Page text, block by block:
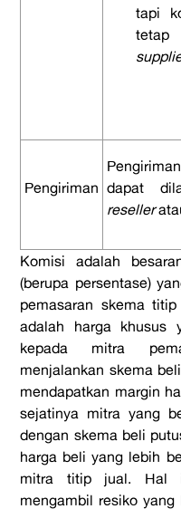
tapi
tetap
Pengiriman dapat
reseller
Komisi adalah
(berupa persentase)
pemasaran skema
adalah harga khusus
kepada mitra
menjalankan skema
mendapatkan margin
sejatinya mitra yang
dengan skema beli
harga beli yang lebih
mitra titip jual. Hal
mengambil resiko